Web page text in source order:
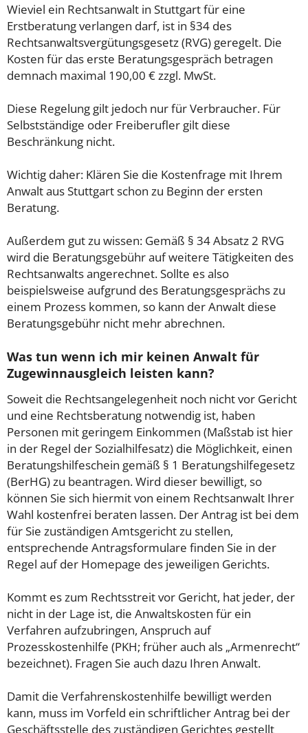
Wieviel ein Rechtsanwalt in Stuttgart für eine
Erstberatung verlangen darf, ist in §34 des
Rechtsanwaltsvergütungsgesetz (RVG) geregelt. Die
Kosten für das erste Beratungsgespräch betragen
demnach maximal 190,00 € zzgl. MwSt.
Diese Regelung gilt jedoch nur für Verbraucher. Für
Selbstständige oder Freiberufler gilt diese
Beschränkung nicht.
Wichtig daher: Klären Sie die Kostenfrage mit Ihrem
Anwalt aus Stuttgart schon zu Beginn der ersten
Beratung.
Außerdem gut zu wissen: Gemäß § 34 Absatz 2 RVG
wird die Beratungsgebühr auf weitere Tätigkeiten des
Rechtsanwalts angerechnet. Sollte es also
beispielsweise aufgrund des Beratungsgesprächs zu
einem Prozess kommen, so kann der Anwalt diese
Beratungsgebühr nicht mehr abrechnen.
Was tun wenn ich mir keinen Anwalt für
Zugewinnausgleich leisten kann?
Soweit die Rechtsangelegenheit noch nicht vor Gericht
und eine Rechtsberatung notwendig ist, haben
Personen mit geringem Einkommen (Maßstab ist hier
in der Regel der Sozialhilfesatz) die Möglichkeit, einen
Beratungshilfeschein gemäß § 1 Beratungshilfegesetz
(BerHG) zu beantragen. Wird dieser bewilligt, so
können Sie sich hiermit von einem Rechtsanwalt Ihrer
Wahl kostenfrei beraten lassen. Der Antrag ist bei dem
für Sie zuständigen Amtsgericht zu stellen,
entsprechende Antragsformulare finden Sie in der
Regel auf der Homepage des jeweiligen Gerichts.
Kommt es zum Rechtsstreit vor Gericht, hat jeder, der
nicht in der Lage ist, die Anwaltskosten für ein
Verfahren aufzubringen, Anspruch auf
Prozesskostenhilfe (PKH; früher auch als „Armenrecht“
bezeichnet). Fragen Sie auch dazu Ihren Anwalt.
Damit die Verfahrenskostenhilfe bewilligt werden
kann, muss im Vorfeld ein schriftlicher Antrag bei der
Geschäftsstelle des zuständigen Gerichtes gestellt